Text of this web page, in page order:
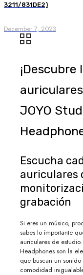
3211/831DE2)
December 7, 2023
JOYO
Escucha
auriculares
grabación
Si eres un músico,
sabes lo importante
auriculares de
Headphones son la
que buscan un
comodidad